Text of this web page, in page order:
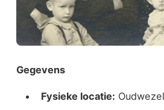
Gegevens
Fysieke locatie: